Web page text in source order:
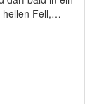
hellen Fell,…